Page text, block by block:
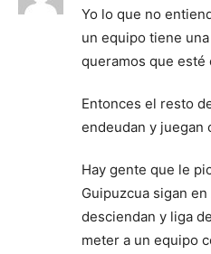
Yo lo que no
un equipo tiene
queramos que esté
Entonces el resto
endeudan y juegan
Hay gente que le
Guipuzcua sigan
desciendan y liga
meter a un equipo